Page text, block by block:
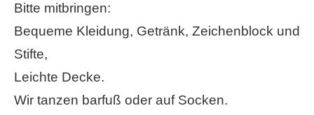
Bitte mitbringen:
Bequeme Kleidung, Getränk, Zeichenblock und
Stifte,
Leichte Decke.
Wir tanzen barfuß oder auf Socken.